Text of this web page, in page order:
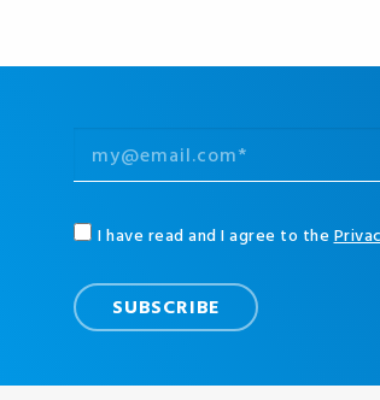
I have read and I agree to the